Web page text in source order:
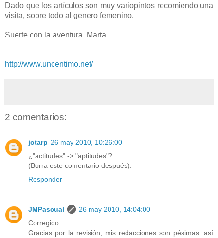
Dado que los artículos son muy variopintos recomiendo una
visita, sobre todo al genero femenino.
Suerte con la aventura, Marta.
http://www.uncentimo.net/
2 comentarios:
jotarp 26 may 2010, 10:26:00
¿"actitudes" -> "aptitudes"?
(Borra este comentario después).
Responder
JMPascual
26 may 2010, 14:04:00
Corregido.
Gracias por la revisión, mis redacciones son pésimas, así